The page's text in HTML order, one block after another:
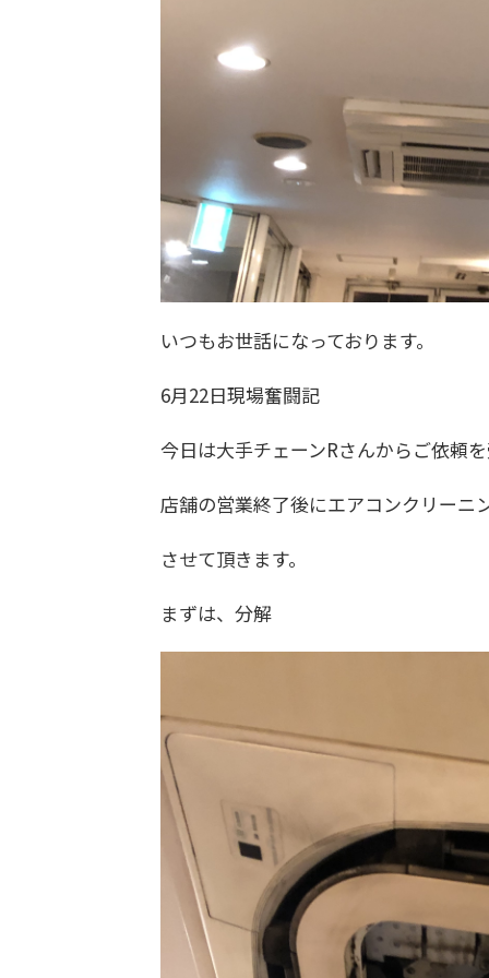
いつもお世話になっております。
6月22日現場奮闘記
今日は大手チェーンRさんからご依頼
店舗の営業終了後にエアコンクリーニ
させて頂きます。
まずは、分解